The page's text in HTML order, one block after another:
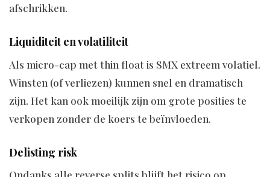
afschrikken.
Liquiditeit en volatiliteit
Als micro-cap met thin float is SMX extreem volatiel.
Winsten (of verliezen) kunnen snel en dramatisch
zijn. Het kan ook moeilijk zijn om grote posities te
verkopen zonder de koers te beïnvloeden.
Delisting risk